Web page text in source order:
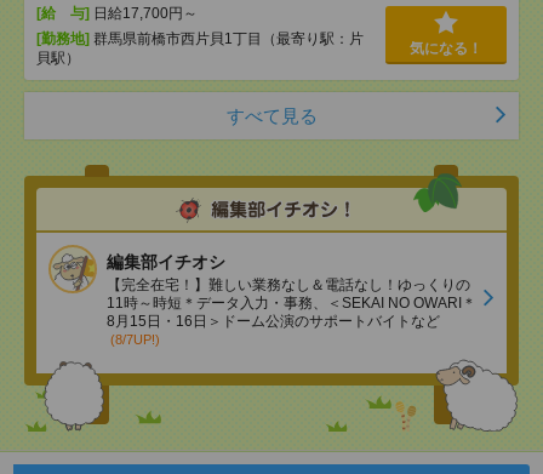
[給 与] 日給17,700円～
[勤務地] 群馬県前橋市西片貝1丁目（最寄り駅：片
貝駅）
気になる！
すべて見る
編集部イチオシ
【完全在宅！】難しい業務なし＆電話なし！ゆっくりの
11時～時短＊データ入力・事務、＜SEKAI NO OWARI＊
8月15日・16日＞ドーム公演のサポートバイトなど
(8/7UP!)